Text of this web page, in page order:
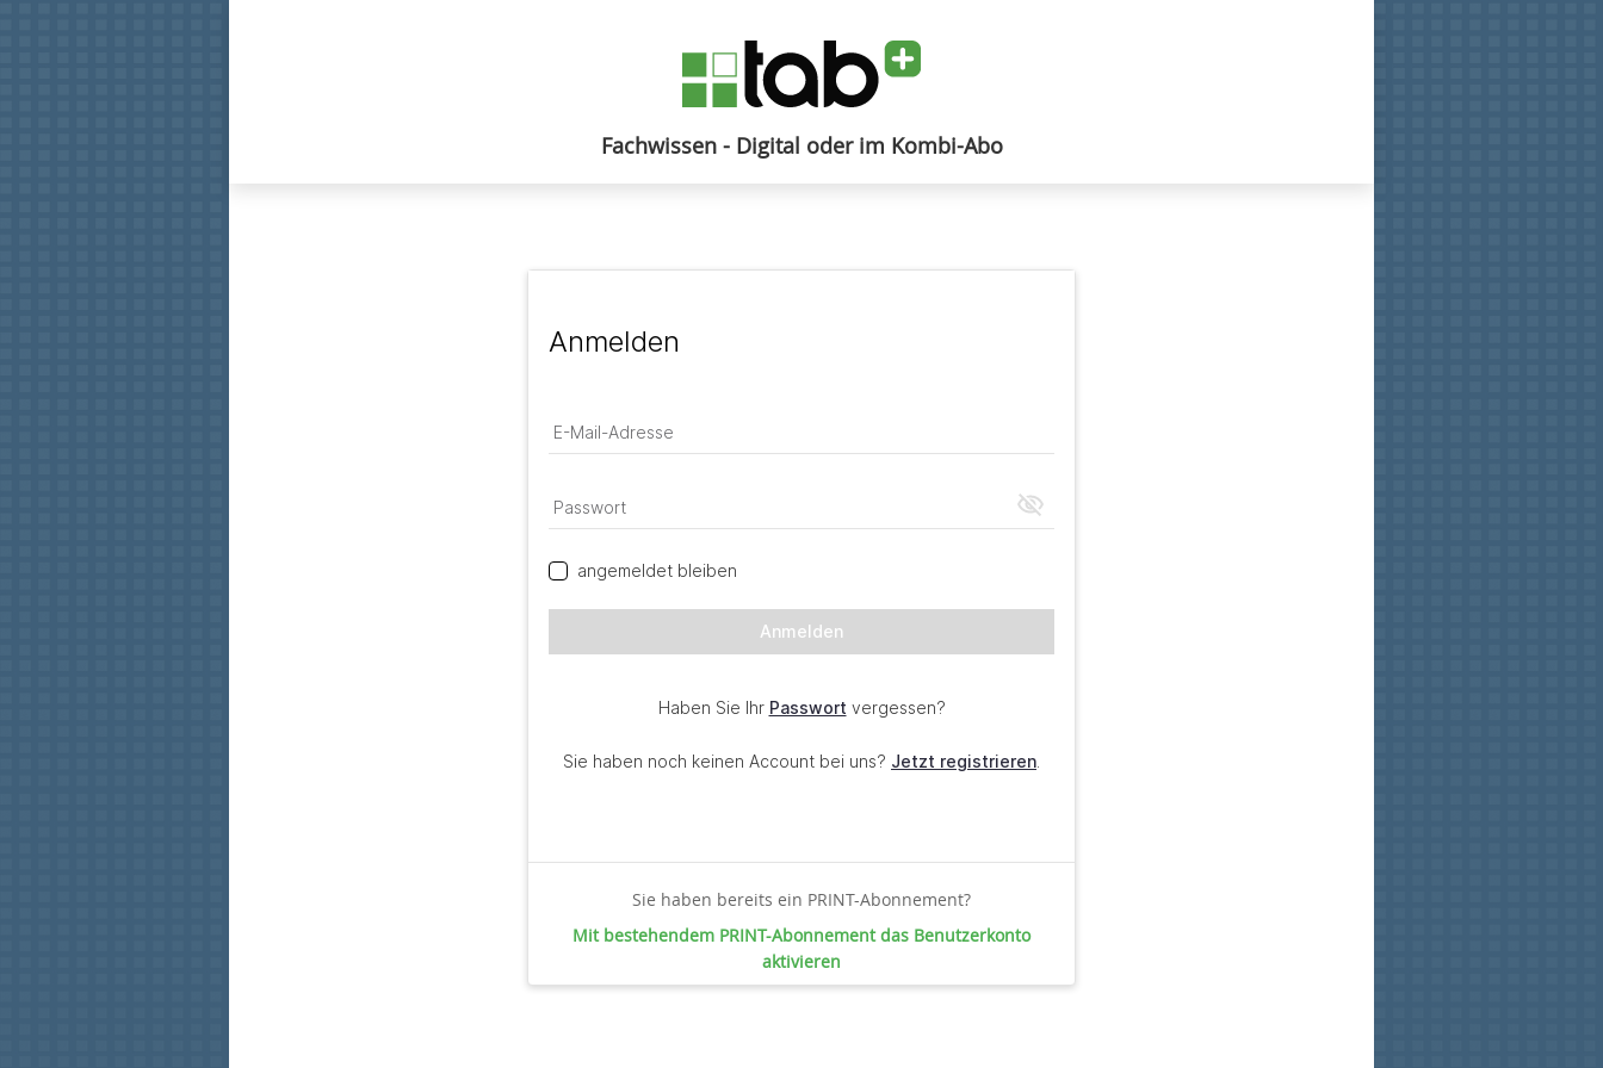
Fachwissen - Digital oder im Kombi-Abo
Sie haben bereits ein PRINT-Abonnement?
Mit bestehendem PRINT-Abonnement das Benutzerkonto
aktivieren